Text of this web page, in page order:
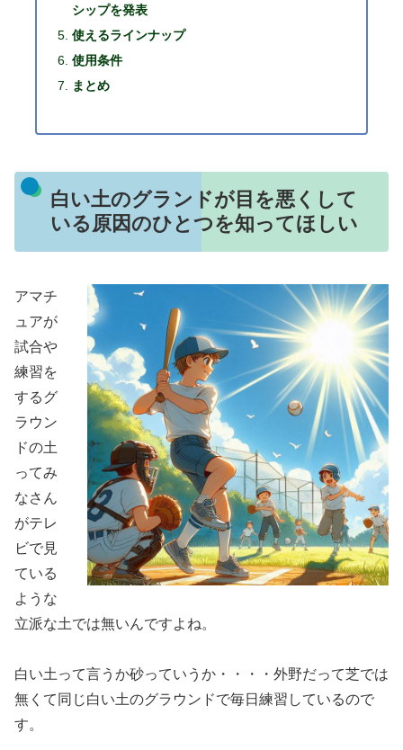
シップを発表
使えるラインナップ
使用条件
まとめ
白い土のグランドが目を悪くして
いる原因のひとつを知ってほしい
アマチ
ュアが
試合や
練習を
するグ
ラウン
ドの土
ってみ
なさん
がテレ
ビで見
ている
ような
立派な土では無いんですよね。
白い土って言うか砂っていうか・・・・外野だって芝では
無くて同じ白い土のグラウンドで毎日練習しているので
す。